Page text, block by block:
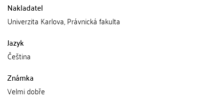
Nakladatel
Univerzita Karlova, Právnická fakulta
Jazyk
Čeština
Známka
Velmi dobře